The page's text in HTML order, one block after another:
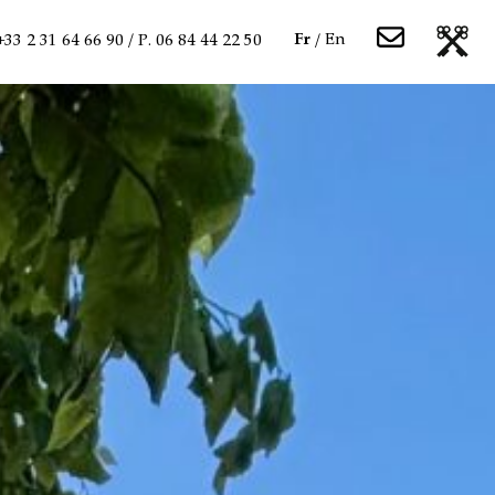
2 31 64 66 90 / P. 06 84 44 22 50 Fr En